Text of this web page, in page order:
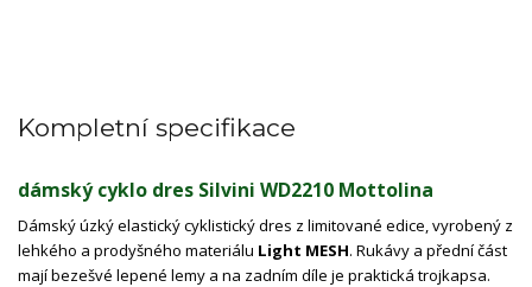
Kompletní specifikace
dámský cyklo dres Silvini WD2210 Mottolina
Dámský úzký elastický cyklistický dres z limitované edice, vyrobený z
lehkého a prodyšného materiálu Light MESH. Rukávy a přední část
mají bezešvé lepené lemy a na zadním díle je praktická trojkapsa.